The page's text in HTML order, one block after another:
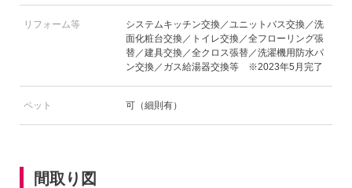
リフォーム等
システムキッチン交換／ユニットバス交換／洗
面化粧台交換／トイレ交換／全フローリング張
替／建具交換／全クロス張替／洗濯機用防水パ
ン交換／ガス給湯器交換等 ※2023年5月完了
ペット 可（細則有）
間取り図